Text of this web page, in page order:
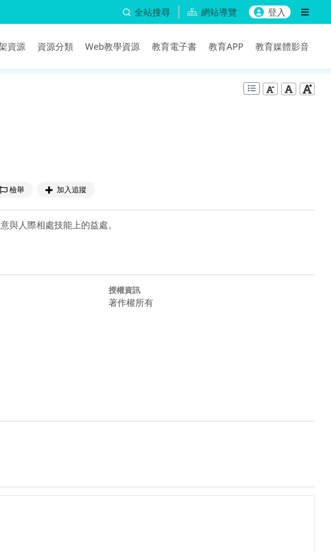
全站搜尋 網站導覽 登入
資源 資源分類 Web教學資源 教育電子書 教育APP 教育媒體影音
檢舉 加入追蹤
與人際相處技能上的益處。
授權資訊
著作權所有